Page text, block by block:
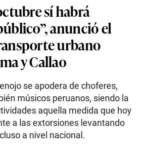
sí habrá
anunció el
urbano
y Callao
se apodera de choferes,
músicos peruanos, siendo la
aquella medida que hoy
a las extorsiones levantando
a nivel nacional.